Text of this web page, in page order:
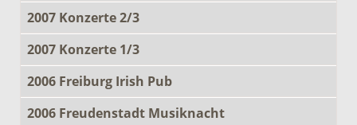
2007 Konzerte 2/3
2007 Konzerte 1/3
2006 Freiburg Irish Pub
2006 Freudenstadt Musiknacht